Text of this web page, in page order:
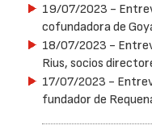
19/07/2023 -
cofundadora de
18/07/2023 -
Rius, socios
17/07/2023 -
fundador de